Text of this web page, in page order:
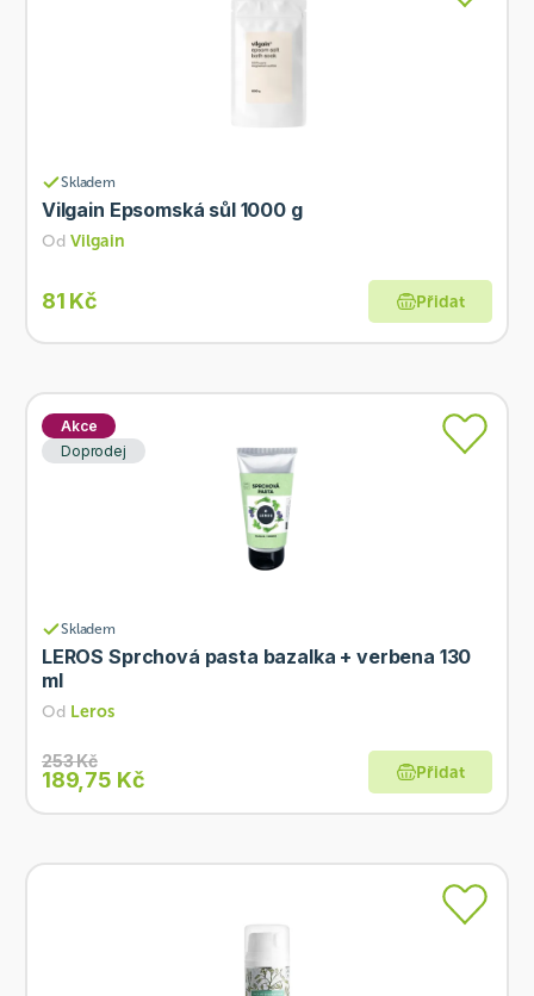
Skladem
Vilgain Epsomská sůl 1000 g
Od Vilgain
81 Kč Přidat
Akce
Doprodej
Skladem
LEROS Sprchová pasta bazalka + verbena 130
ml
Od Leros
253 Kč
189,75 Kč Přidat